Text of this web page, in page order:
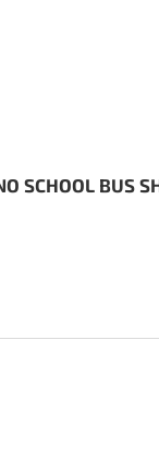
SCHOOL BUS